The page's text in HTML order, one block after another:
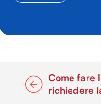
Come fare
richiedere